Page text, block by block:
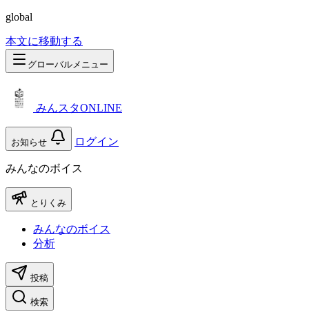
global
本文に移動する
グローバルメニュー
みんスタONLINE
お知らせ ログイン
みんなのボイス
とりくみ
みんなのボイス
分析
投稿
検索